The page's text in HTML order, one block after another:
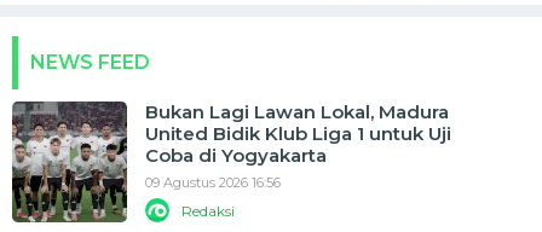
NEWS FEED
Bukan Lagi Lawan Lokal, Madura
United Bidik Klub Liga 1 untuk Uji
Coba di Yogyakarta
09 Agustus 2026 16:56
Redaksi